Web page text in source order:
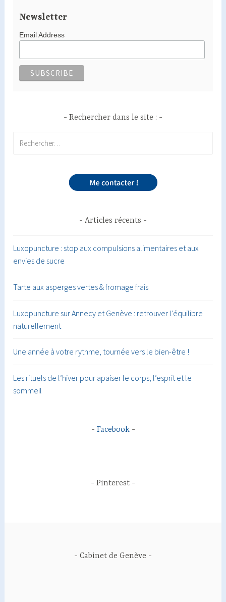
Newsletter
Email Address
Rechercher dans le site :
Articles récents
Luxopuncture : stop aux compulsions alimentaires et aux
envies de sucre
Tarte aux asperges vertes & fromage frais
Luxopuncture sur Annecy et Genève : retrouver l’équilibre
naturellement
Une année à votre rythme, tournée vers le bien-être !
Les rituels de l’hiver pour apaiser le corps, l’esprit et le
sommeil
Facebook
Pinterest
Cabinet de Genève